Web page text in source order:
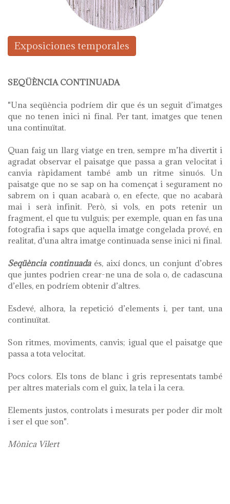
Exposiciones temporales
SEQÜÈNCIA CONTINUADA
"Una seqüència podríem dir que és un seguit d’imatges
que no tenen inici ni final. Per tant, imatges que tenen
una continuïtat.
Quan faig un llarg viatge en tren, sempre m’ha divertit i
agradat observar el paisatge que passa a gran velocitat i
canvia ràpidament també amb un ritme sinuós. Un
paisatge que no se sap on ha començat i segurament no
sabrem on i quan acabarà o, en efecte, que no acabarà
mai i serà infinit. Però, si vols, en pots retenir un
fragment, el que tu vulguis; per exemple, quan en fas una
fotografia i saps que aquella imatge congelada prové, en
realitat, d’una altra imatge continuada sense inici ni final.
Seqüència continuadaés, així doncs, un conjunt d’obres
que juntes podrien crear-ne una de sola o, de cadascuna
d’elles, en podríem obtenir d’altres.
Esdevé, alhora, la repetició d’elements i, per tant, una
continuïtat.
Son ritmes, moviments, canvis; igual que el paisatge que
passa a tota velocitat.
Pocs colors. Els tons de blanc i gris representats també
per altres materials com el guix, la tela i la cera.
Elements justos, controlats i mesurats per poder dir molt
i ser el que son".
Mònica Vilert